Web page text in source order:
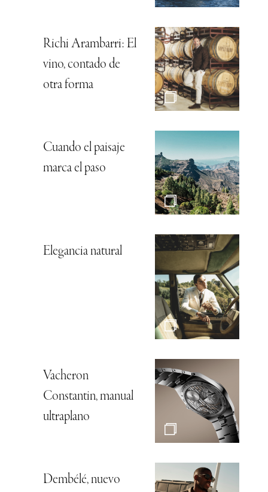
Richi Arambarri: El
vino, contado de
otra forma
Cuando el paisaje
marca el paso
Elegancia natural
Vacheron
Constantin, manual
ultraplano
Dembélé, nuevo